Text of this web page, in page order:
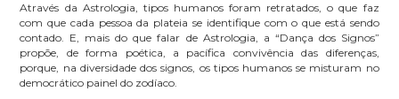
Através da Astrologia, tipos humanos foram retratados, o que faz
com que cada pessoa da plateia se identifique com o que está sendo
contado. E, mais do que falar de Astrologia, a “Dança dos Signos”
propõe, de forma poética, a pacífica convivência das diferenças,
porque, na diversidade dos signos, os tipos humanos se misturam no
democrático painel do zodíaco.